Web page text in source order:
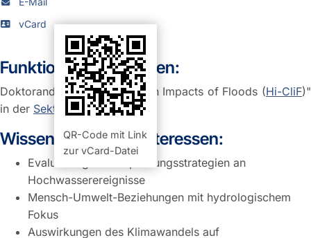
vCard
QR-Code mit Link
zur vCard-Datei
Funktion und Aufgaben:
Doktorand im Projekt "Health Impacts of Floods (Hi-CliF)"
in der Sektion 4.4 Hydrologie
Wissenschaftliche Interessen:
Evaluierung von Anpassungsstrategien an
Hochwasserereignisse
Mensch-Umwelt-Beziehungen mit hydrologischem
Fokus
Auswirkungen des Klimawandels auf